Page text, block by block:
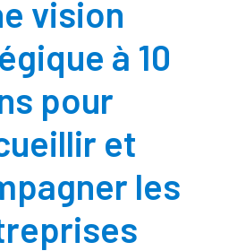
vision
à 10
pour
et
les